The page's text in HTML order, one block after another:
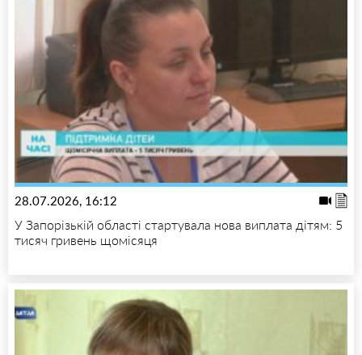
28.07.2026, 16:12
У Запорізькій області стартувала нова виплата дітям: 5
тисяч гривень щомісяця